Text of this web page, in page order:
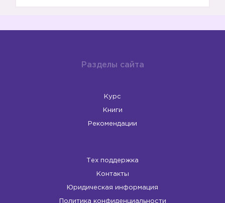
Разделы сайта
Курс
Книги
Рекомендации
Тех поддержка
Контакты
Юридическая информация
Политика конфиденциальности